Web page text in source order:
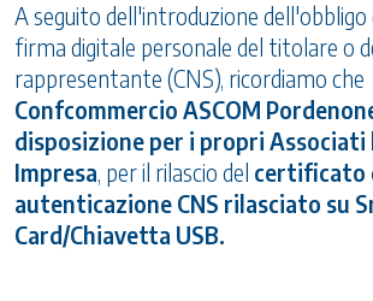
A seguito dell'introduzione dell'obbligo
firma digitale personale del titolare o
rappresentante (CNS), ricordiamo che
Confcommercio ASCOM
disposizione per i propri
Impresa, per il rilascio del certificato
autenticazione CNS rilasciato su
Card/Chiavetta USB.